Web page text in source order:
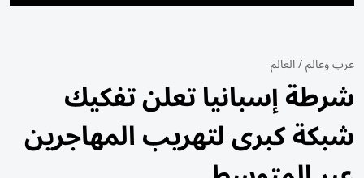
عرب وعالم/العالم
شرطة إسبانيا تعلن تفكيك
شبكة كبرى لتهريب المهاجرين